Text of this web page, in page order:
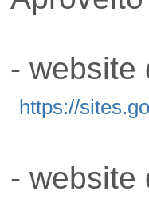
- website
https://
- website